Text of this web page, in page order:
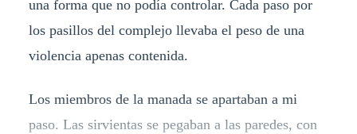
una forma que no podía controlar. Cada paso por
los pasillos del complejo llevaba el peso de una
violencia apenas contenida.
Los miembros de la manada se apartaban a mi
paso. Las sirvientas se pegaban a las paredes, con